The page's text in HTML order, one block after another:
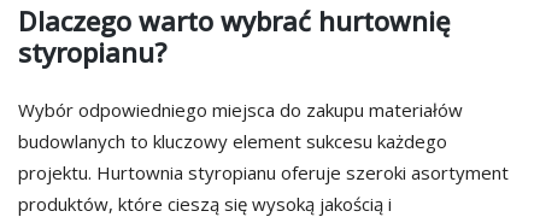
Dlaczego warto wybrać hurtownię
styropianu?
Wybór odpowiedniego miejsca do zakupu materiałów
budowlanych to kluczowy element sukcesu każdego
projektu. Hurtownia styropianu oferuje szeroki asortyment
produktów, które cieszą się wysoką jakością i